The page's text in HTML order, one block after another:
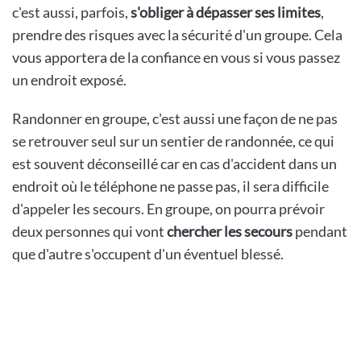
c'est aussi, parfois,s'obliger à dépasser ses limites,
prendre des risques avec la sécurité d'un groupe. Cela
vous apportera de la confiance en vous si vous passez
un endroit exposé.
Randonner en groupe, c'est aussi une façon de ne pas
se retrouver seul sur un sentier de randonnée, ce qui
est souvent déconseillé car en cas d'accident dans un
endroit où le téléphone ne passe pas, il sera difficile
d'appeler les secours. En groupe, on pourra prévoir
deux personnes qui vontchercher les secourspendant
que d'autre s'occupent d'un éventuel blessé.